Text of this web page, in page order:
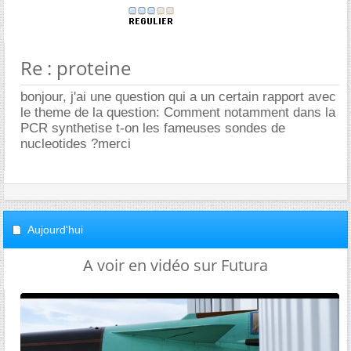
Re : proteine
bonjour, j'ai une question qui a un certain rapport avec
le theme de la question: Comment notamment dans la
PCR synthetise t-on les fameuses sondes de
nucleotides ?merci
Aujourd'hui
A voir en vidéo sur Futura